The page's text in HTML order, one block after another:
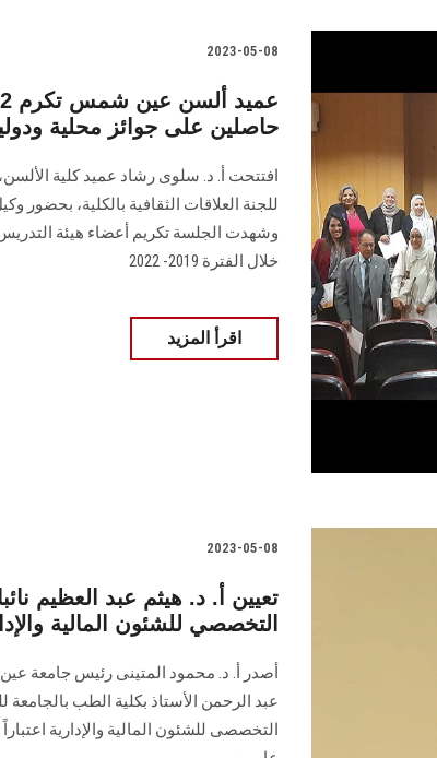
2023-05-08
حاصلين على جوائز محلية ودولية خلال
افتتحت أ. د. سلوى رشاد عميد كلية الألسن،
للجنة العلاقات الثقافية بالكلية، بحضور
وشهدت الجلسة تكريم أعضاء هيئة
خلال الفترة 2019- 2022
اقرأ المزيد
2023-05-08
تعيين أ. د. هيثم عبد العظيم
التخصصي للشئون المالية
أصدر أ. د. محمود المتينى رئيس جامعة
عبد الرحمن الأستاذ بكلية الطب